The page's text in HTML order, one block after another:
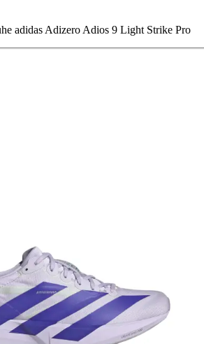
adidas Adizero Adios 9 Light Strike Pro